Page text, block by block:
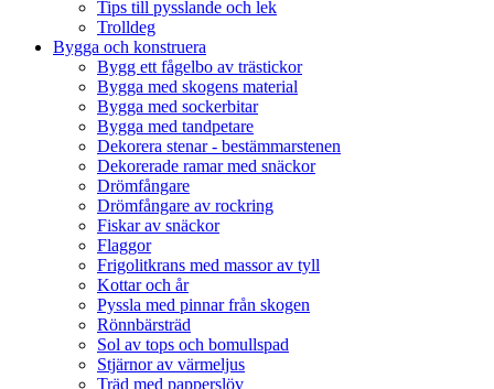
Tips till pysslande och lek
Trolldeg
Bygga och konstruera
Bygg ett fågelbo av trästickor
Bygga med skogens material
Bygga med sockerbitar
Bygga med tandpetare
Dekorera stenar - bestämmarstenen
Dekorerade ramar med snäckor
Drömfångare
Drömfångare av rockring
Fiskar av snäckor
Flaggor
Frigolitkrans med massor av tyll
Kottar och år
Pyssla med pinnar från skogen
Rönnbärsträd
Sol av tops och bomullspad
Stjärnor av värmeljus
Träd med papperslöv